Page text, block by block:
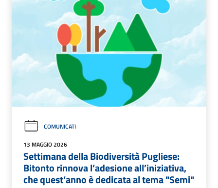
COMUNICATI
13 MAGGIO 2026
Settimana della Biodiversità Pugliese:
Bitonto rinnova l’adesione all’iniziativa,
che quest’anno è dedicata al tema "Semi"